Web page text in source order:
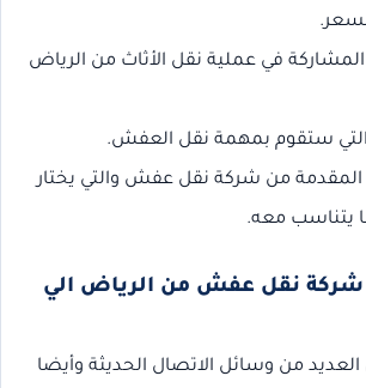
المشاركة في عملية نقل الأثاث من الرياض
التي ستقوم بمهمة نقل العفش.
المقدمة من شركة نقل عفش والتي يختار
يتناسب معه.
شركة نقل عفش من الرياض الي
من وسائل الاتصال الحديثة وأيضا